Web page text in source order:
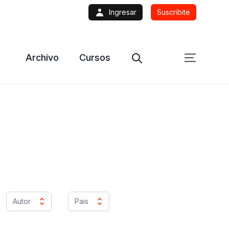
Ingresar Suscribite
Archivo Cursos
Autor Pais